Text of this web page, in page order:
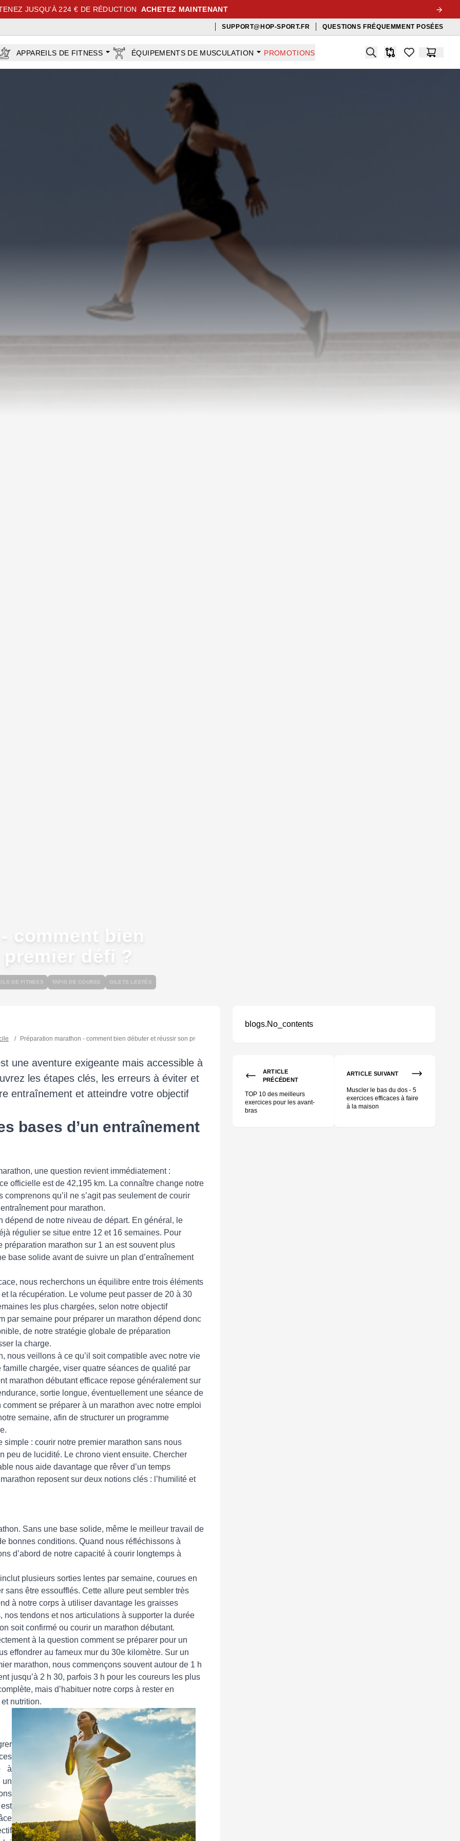
JUSQU’À 224 € DE RÉDUCTION ACHETEZ MAINTENANT
SUPPORT@HOP-SPORT.FR QUESTIONS FRÉQUEMMENT POSÉES
APPAREILS DE FITNESS ÉQUIPEMENTS DE MUSCULATION PROMOTIONS Search
Comparaison
items inPanier
comment bien
défi ?
DE FITNESS TAPIS DE COURSE GILETS LESTÉS
/ Préparation marathon - comment bien débuter et réussir son premier défi ?
une aventure exigeante mais accessible à
les étapes clés, les erreurs à éviter et
entraînement et atteindre votre objectif
bases d’un entraînement
une question revient immédiatement :
officielle est de 42,195 km. La connaître change notre
qu’il ne s’agit pas seulement de courir
pour marathon.
dépend de notre niveau de départ. En général, le
régulier se situe entre 12 et 16 semaines. Pour
marathon sur 1 an est souvent plus
base solide avant de suivre un plan d’entraînement
nous recherchons un équilibre entre trois éléments
la récupération. Le volume peut passer de 20 à 30
les plus chargées, selon notre objectif
par semaine pour préparer un marathon dépend donc
de notre stratégie globale de préparation
la charge.
nous veillons à ce qu’il soit compatible avec notre vie
chargée, viser quatre séances de qualité par
marathon débutant efficace repose généralement sur
sortie longue, éventuellement une séance de
se préparer à un marathon avec notre emploi
semaine, afin de structurer un programme
: courir notre premier marathon sans nous
peu de lucidité. Le chrono vient ensuite. Chercher
nous aide davantage que rêver d’un temps
reposent sur deux notions clés : l’humilité et
Sans une base solide, même le meilleur travail de
bonnes conditions. Quand nous réfléchissons à
d’abord de notre capacité à courir longtemps à
plusieurs sorties lentes par semaine, courues en
être essoufflés. Cette allure peut sembler très
à notre corps à utiliser davantage les graisses
tendons et nos articulations à supporter la durée
soit confirmé ou courir un marathon débutant.
à la question comment se préparer pour un
effondrer au fameux mur du 30e kilomètre. Sur un
marathon, nous commençons souvent autour de 1 h
jusqu’à 2 h 30, parfois 3 h pour les coureurs les plus
mais d’habituer notre corps à rester en
nutrition.
à
blogs.No_contents
ARTICLE
PRÉCÉDENT
TOP 10 des meilleurs
exercices pour les avant-
bras
ARTICLE SUIVANT
Muscler le bas du dos - 5
exercices efficaces à faire
à la maison